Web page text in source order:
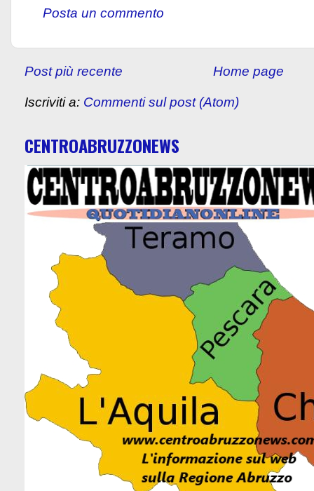
Posta un commento
Post più recente Home page
Iscriviti a: Commenti sul post (Atom)
CENTROABRUZZONEWS